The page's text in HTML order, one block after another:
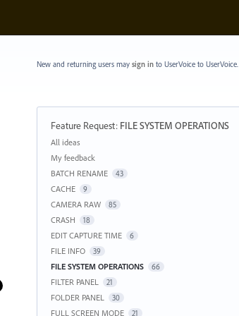
New and returning users may sign into UserVoice to UserVoice.
Feature Request: FILE SYSTEM OPERATIONS
Categories
All ideas
My feedback
BATCH RENAME
43
CACHE 9
CAMERA RAW 85
CRASH 18
EDIT CAPTURE TIME 6
FILE INFO 39
FILE SYSTEM OPERATIONS 66
FILTER PANEL 21
FOLDER PANEL 30
FULL SCREEN MODE 21